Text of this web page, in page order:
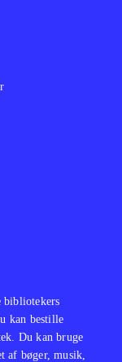
bibliotekers
kan bestille
Du kan bruge
af bøger, musik,